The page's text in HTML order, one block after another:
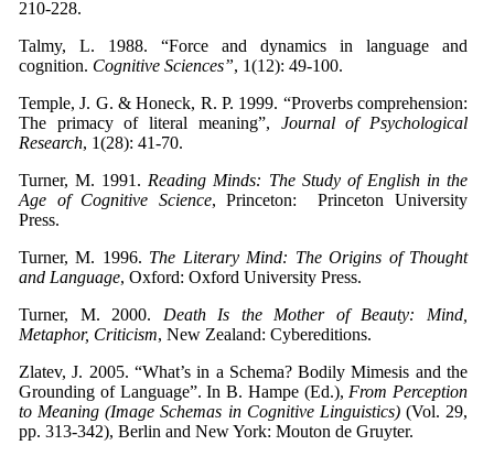
210-228.
Talmy, L. 1988. “Force and dynamics in language and
cognition. Cognitive Sciences”, 1(12): 49-100.
Temple, J. G. & Honeck, R. P. 1999. “Proverbs comprehension:
The primacy of literal meaning”, Journal of Psychological
Research, 1(28): 41-70.
Turner, M. 1991. Reading Minds: The Study of English in the
Age of Cognitive Science, Princeton:
Princeton University
Press.
Turner, M. 1996. The Literary Mind: The Origins of Thought
and Language, Oxford: Oxford University Press.
Turner, M. 2000. Death Is the Mother of Beauty: Mind,
Metaphor, Criticism, New Zealand: Cybereditions.
Zlatev, J. 2005. “What’s in a Schema? Bodily Mimesis and the
Grounding of Language”. In B. Hampe (Ed.), From Perception
to Meaning (Image Schemas in Cognitive Linguistics)(Vol. 29,
pp. 313-342), Berlin and New York: Mouton de Gruyter.